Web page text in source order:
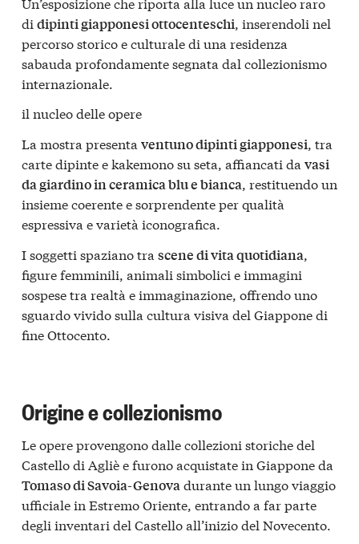
di dipinti giapponesi ottocenteschi, inserendoli nel
percorso storico e culturale di una residenza
sabauda profondamente segnata dal collezionismo
internazionale.
il nucleo delle opere
La mostra presenta ventuno dipinti giapponesi, tra
carte dipinte e kakemono su seta, affiancati da vasi
da giardino in ceramica blu e bianca, restituendo un
insieme coerente e sorprendente per qualità
espressiva e varietà iconografica.
I soggetti spaziano tra scene di vita quotidiana,
figure femminili, animali simbolici e immagini
sospese tra realtà e immaginazione, offrendo uno
sguardo vivido sulla cultura visiva del Giappone di
fine Ottocento.
Origine e collezionismo
Le opere provengono dalle collezioni storiche del
Castello di Agliè e furono acquistate in Giappone da
Tomaso di Savoia-Genovadurante un lungo viaggio
ufficiale in Estremo Oriente, entrando a far parte
degli inventari del Castello all’inizio del Novecento.